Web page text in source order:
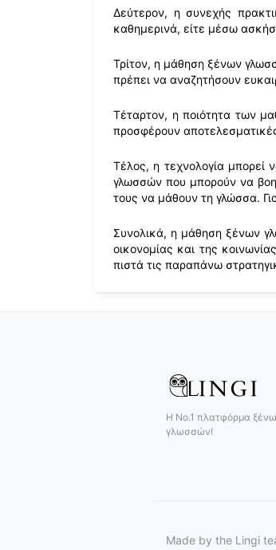
Δεύτερον, η συνεχής
καθημερινά, είτε μέσω
Τρίτον, η μάθηση ξένων
πρέπει να αναζητήσουν
Τέταρτον, η ποιότητα των
προσφέρουν
Τέλος, η τεχνολογία
γλωσσών που μπορούν να
τους να μάθουν τη γλώσσα.
Συνολικά, η μάθηση ξένων
οικονομίας και της
πιστά τις παραπάνω
Η Νο.1 πλατφόρμα
γλωσσών!
Made by the Lingi